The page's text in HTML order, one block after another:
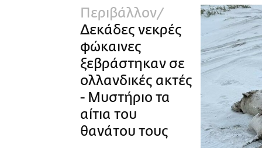
ΑΜΠΑ
PRINT
TV & Media
European Lifo
Περιβάλλον
Δεκάδες νεκρές
φώκαινες
ξεβράστηκαν σε
ολλανδικές ακτές
- Μυστήριο τα
αίτια του
θανάτου τους